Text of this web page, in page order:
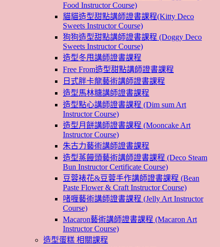
Food Instructor Course)
貓貓造型甜點講師證書課程(Kitty Deco
Sweets Instructor Course)
狗狗造型甜點講師證書課程 (Doggy Deco
Sweets Instructor Course)
造型冬甩講師證書課程
Free From造型甜點講師證書課程
日式胖卡龍藝術講師證書課程
造型馬林糖講師證書課程
造型點心講師證書課程 (Dim sum Art
Instructor Course)
造型月餅講師證書課程 (Mooncake Art
Instructor Course)
朱古力藝術講師證書課程
造型蒸饅頭藝術講師證書課程 (Deco Steam
Bun Instructor Certificate Course)
豆蓉裱花&豆蓉手作講師證書課程 (Bean
Paste Flower & Craft Instructor Course)
啫喱藝術講師證書課程 (Jelly Art Instructor
Course)
Macaron藝術講師證書課程 (Macaron Art
Instructor Course)
造型蛋糕 相關課程